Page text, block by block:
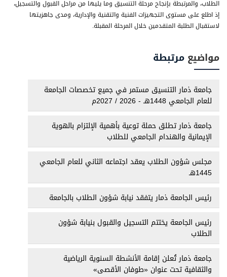
الطلاب، والمرتبطة بإنجاح مرحلة التنسيق وما يليها من مراحل القبول والتسجيل،
إذ اطلع على مستوى التجهيزات الفنية والتقنية والإدارية، ومدى جاهزيتها
لاستقبال الطلبة المتقدمين خلال المرحلة المقبلة.
مواضيع مرتبطة
جامعة ذمار التنسيق مستمر في جميع تخصصات الجامعة
للعام الجامعي 1448هـ - 2026 / 2027م
جامعة ذمار تطلق حملة توعية بأهمية الإلتزام بالهوية
الإيمانية والهندام الجامعي للطلاب
مجلس شؤون الطلاب يعقد اجتماعه الثاني للعام الجامعي
1445هـ
رئيس الجامعة ذمار يتفقد نيابة شؤون الطلاب بالجامعة
رئيس الجامعة يختتم التسجيل والقبول بنيابة شؤون
الطلاب
جامعة ذمار تُعلن إقامة الأنشطة السنوية الرياضية
والثقافية تحت عنوان «طوفان الأقصى»